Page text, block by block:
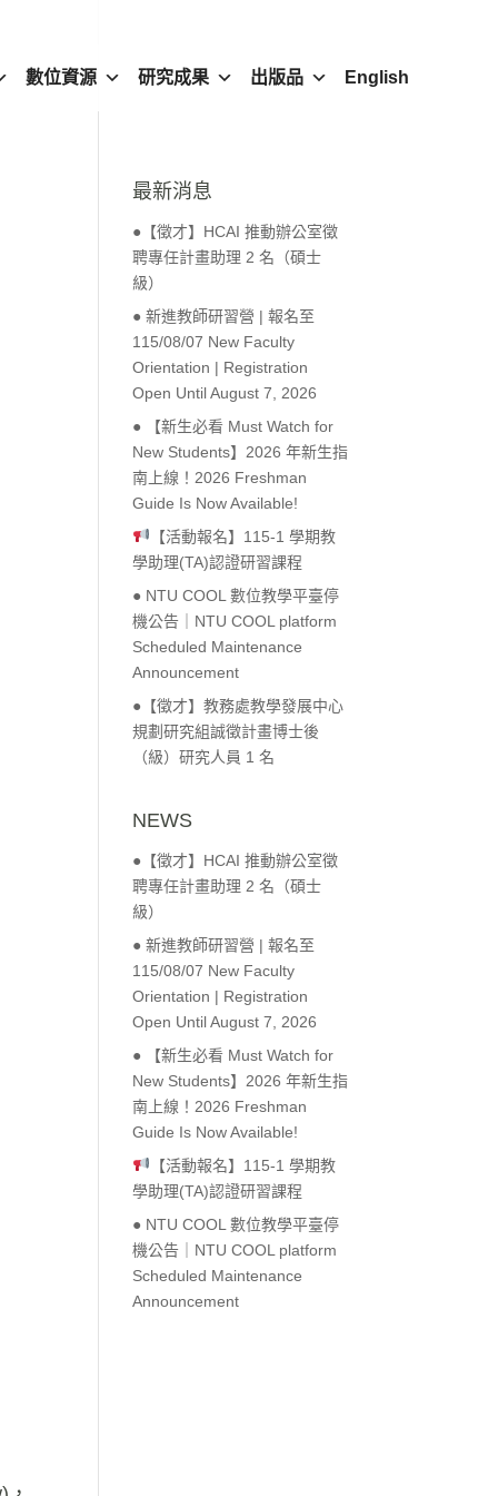
數位資源 研究成果 出版品 English
最新消息
●【徵才】HCAI 推動辦公室徵
聘專任計畫助理 2 名（碩士
級）
● 新進教師研習營 | 報名至
115/08/07 New Faculty
Orientation | Registration
Open Until August 7, 2026
● 【新生必看 Must Watch for
New Students】2026 年新生指
南上線！2026 Freshman
Guide Is Now Available!
【活動報名】115-1 學期教
學助理(TA)認證研習課程
● NTU COOL 數位教學平臺停
機公告｜NTU COOL platform
Scheduled Maintenance
Announcement
●【徵才】教務處教學發展中心
規劃研究組誠徵計畫博士後
（級）研究人員 1 名
NEWS
●【徵才】HCAI 推動辦公室徵
聘專任計畫助理 2 名（碩士
級）
● 新進教師研習營 | 報名至
115/08/07 New Faculty
Orientation | Registration
Open Until August 7, 2026
● 【新生必看 Must Watch for
New Students】2026 年新生指
南上線！2026 Freshman
Guide Is Now Available!
【活動報名】115-1 學期教
學助理(TA)認證研習課程
● NTU COOL 數位教學平臺停
機公告｜NTU COOL platform
Scheduled Maintenance
Announcement